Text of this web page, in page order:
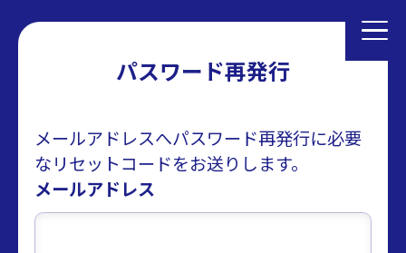
パスワード再発行
メールアドレスへパスワード再発行に必要
なリセットコードをお送りします。
メールアドレス